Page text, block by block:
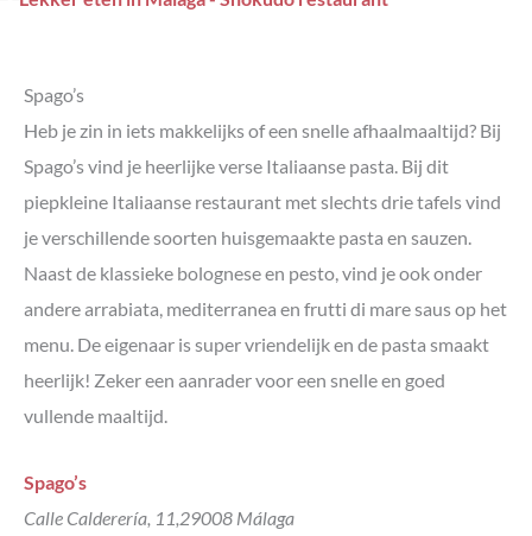
Spago’s
Heb je zin in iets makkelijks of een snelle afhaalmaaltijd? Bij
Spago’s vind je heerlijke verse Italiaanse pasta. Bij dit
piepkleine Italiaanse restaurant met slechts drie tafels vind
je verschillende soorten huisgemaakte pasta en sauzen.
Naast de klassieke bolognese en pesto, vind je ook onder
andere arrabiata, mediterranea en frutti di mare saus op het
menu. De eigenaar is super vriendelijk en de pasta smaakt
heerlijk! Zeker een aanrader voor een snelle en goed
vullende maaltijd.
Spago’s
Calle Calderería, 11,29008 Málaga